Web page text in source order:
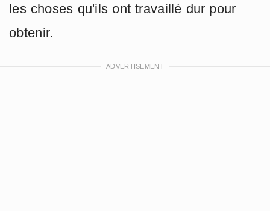
les choses qu'ils ont travaillé dur pour
obtenir.